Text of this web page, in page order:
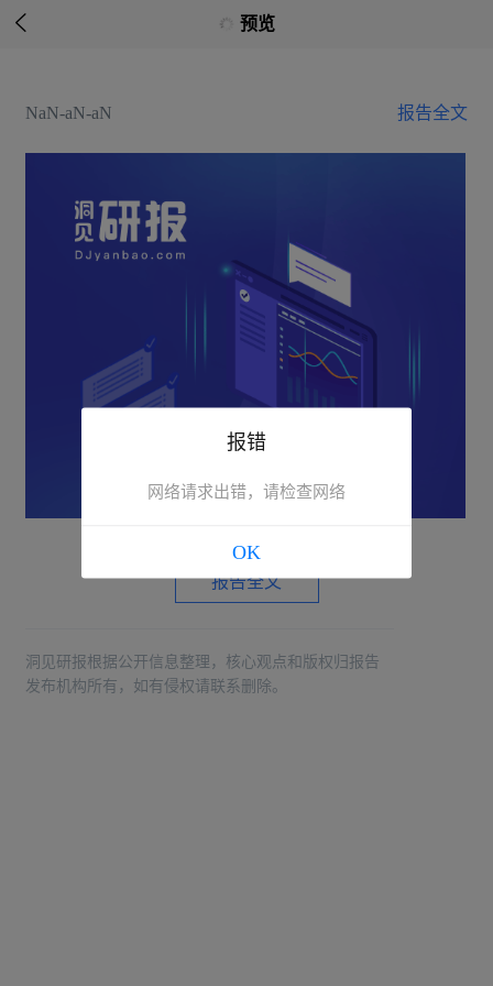
 预览
NaN-aN-aN 报告全文
报告全文
洞见研报根据公开信息整理，核心观点和版权归报告
发布机构所有，如有侵权请联系删除。
报错
网络请求出错，请检查网络
OK